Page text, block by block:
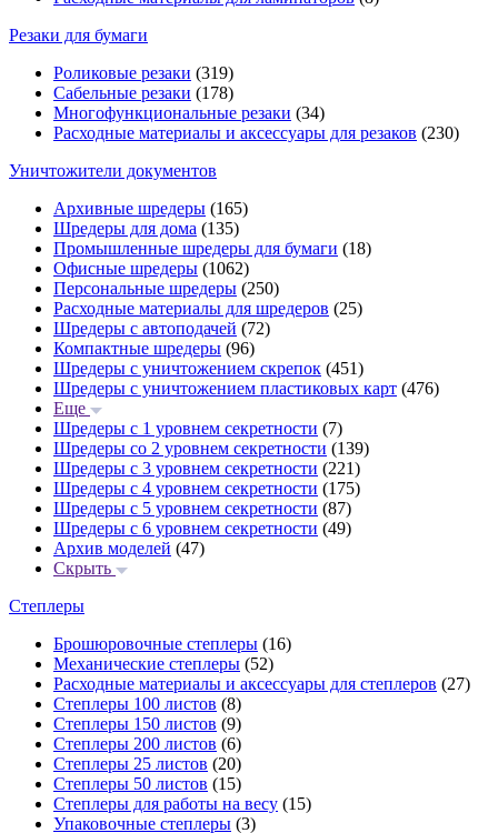
Резаки для бумаги
Роликовые резаки (319)
Сабельные резаки (178)
Многофункциональные резаки (34)
Расходные материалы и аксессуары для резаков (230)
Уничтожители документов
Архивные шредеры (165)
Шредеры для дома (135)
Промышленные шредеры для бумаги (18)
Офисные шредеры (1062)
Персональные шредеры (250)
Расходные материалы для шредеров (25)
Шредеры с автоподачей (72)
Компактные шредеры (96)
Шредеры с уничтожением скрепок (451)
Шредеры с уничтожением пластиковых карт (476)
Еще
Шредеры с 1 уровнем секретности (7)
Шредеры со 2 уровнем секретности (139)
Шредеры с 3 уровнем секретности (221)
Шредеры с 4 уровнем секретности (175)
Шредеры с 5 уровнем секретности (87)
Шредеры с 6 уровнем секретности (49)
Архив моделей (47)
Скрыть
Степлеры
Брошюровочные степлеры (16)
Механические степлеры (52)
Расходные материалы и аксессуары для степлеров (27)
Степлеры 100 листов (8)
Степлеры 150 листов (9)
Степлеры 200 листов (6)
Степлеры 25 листов (20)
Степлеры 50 листов (15)
Степлеры для работы на весу (15)
Упаковочные степлеры (3)